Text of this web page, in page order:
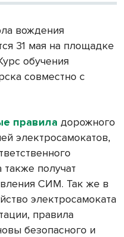
вождения
31 мая на площадке
обучения
совместно с
правила дорожного
электросамокатов,
получат
СИМ. Так же в
электросамоката
правила
безопасного и